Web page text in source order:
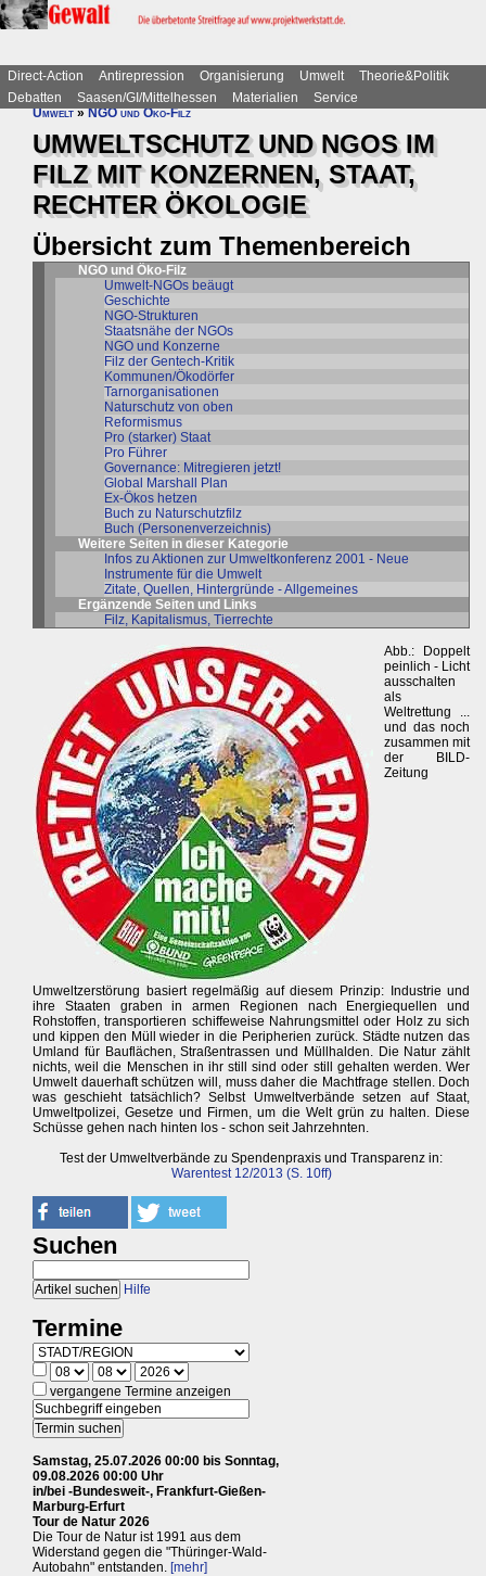
Direct-Action Antirepression Organisierung Umwelt
Theorie&Politik
Debatten
Saasen/GI/Mittelhessen Materialien
Service
Umwelt»NGO und Öko-Filz
UMWELTSCHUTZ UND NGOS IM
FILZ MIT KONZERNEN, STAAT,
RECHTER ÖKOLOGIE
Übersicht zum Themenbereich
NGO und Öko-Filz
Umwelt-NGOs beäugt
Geschichte
NGO-Strukturen
Staatsnähe der NGOs
NGO und Konzerne
Filz der Gentech-Kritik
Kommunen/Ökodörfer
Tarnorganisationen
Naturschutz von oben
Reformismus
Pro (starker) Staat
Pro Führer
Governance: Mitregieren jetzt!
Global Marshall Plan
Ex-Ökos hetzen
Buch zu Naturschutzfilz
Buch (Personenverzeichnis)
Weitere Seiten in dieser Kategorie
Infos zu Aktionen zur Umweltkonferenz 2001 - Neue
Instrumente für die Umwelt
Zitate, Quellen, Hintergründe - Allgemeines
Ergänzende Seiten und Links
Filz, Kapitalismus, Tierrechte
Abb.: Doppelt
peinlich - Licht
ausschalten
als
Weltrettung ...
und das noch
zusammen mit
der BILD-
Zeitung
Umweltzerstörung basiert regelmäßig auf diesem Prinzip: Industrie und
ihre Staaten graben in armen Regionen nach Energiequellen und
Rohstoffen, transportieren schiffeweise Nahrungsmittel oder Holz zu sich
und kippen den Müll wieder in die Peripherien zurück. Städte nutzen das
Umland für Bauflächen, Straßentrassen und Müllhalden. Die Natur zählt
nichts, weil die Menschen in ihr still sind oder still gehalten werden. Wer
Umwelt dauerhaft schützen will, muss daher die Machtfrage stellen. Doch
was geschieht tatsächlich? Selbst Umweltverbände setzen auf Staat,
Umweltpolizei, Gesetze und Firmen, um die Welt grün zu halten. Diese
Schüsse gehen nach hinten los - schon seit Jahrzehnten.
Test der Umweltverbände zu Spendenpraxis und Transparenz in:
Warentest 12/2013 (S. 10ff)
Suchen
Hilfe
Termine
vergangene Termine anzeigen
Samstag, 25.07.2026 00:00 bis Sonntag,
09.08.2026 00:00 Uhr
in/bei -Bundesweit-, Frankfurt-Gießen-
Marburg-Erfurt
Tour de Natur 2026
Die Tour de Natur ist 1991 aus dem
Widerstand gegen die "Thüringer-Wald-
Autobahn" entstanden. [mehr]